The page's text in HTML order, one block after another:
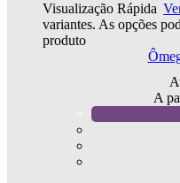
Visualização Rápida
variantes. As opções
produto
A